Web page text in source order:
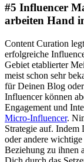
#5 Influencer
arbeiten Hand
Content Curation
erfolgreiche
Gebiet etablierter
meist schon sehr
für Deinen Blog
Influencer können
Engagement und
Micro-Influencer.
Strategie auf.
oder andere
Beziehung zu ihnen